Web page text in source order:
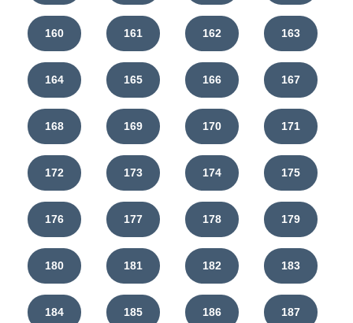
160 161 162 163
164 165 166 167
168 169 170 171
172 173 174 175
176 177 178 179
180 181 182 183
184 185 186 187